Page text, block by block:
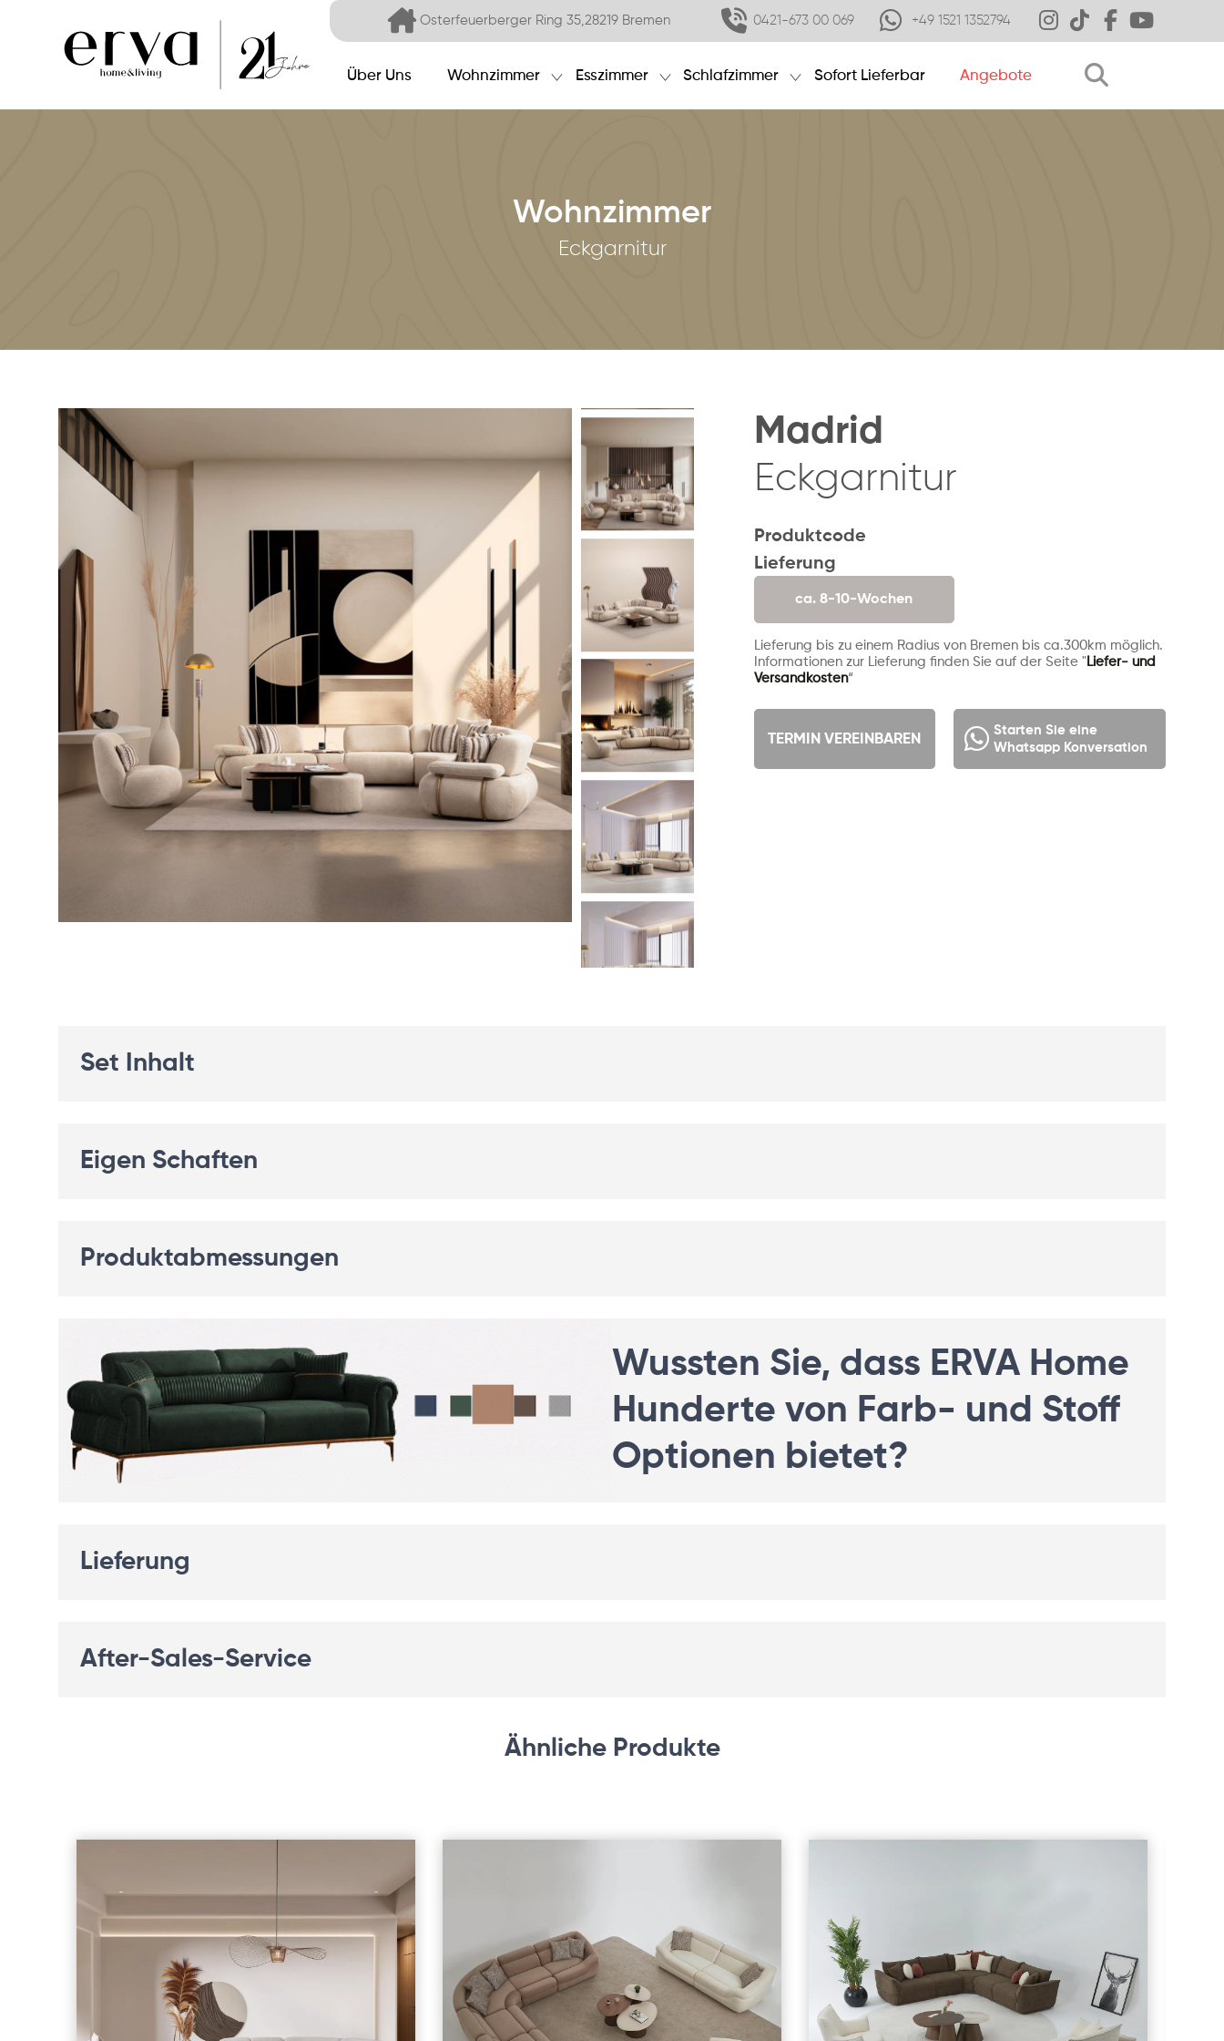
Osterfeuerberger Ring 35,28219 Bremen 0421-673 00 069 +49 1521 1352794
Über Uns Wohnzimmer Esszimmer Schlafzimmer Sofort Lieferbar Angebote
Wohnzimmer
Eckgarnitur
Madrid
Eckgarnitur
Produktcode
Lieferung
ca. 8-10-Wochen
Lieferung bis zu einem Radius von Bremen bis ca.300km möglich.
Informationen zur Lieferung finden Sie auf der Seite "Liefer- und
Versandkosten“
TERMIN VEREINBAREN
Starten Sie eine
Whatsapp Konversation
Set Inhalt
Eigen Schaften
Produktabmessungen
Wussten Sie, dass ERVA Home
Hunderte von Farb- und Stoff
Optionen bietet?
Lieferung
After-Sales-Service
Ähnliche Produkte